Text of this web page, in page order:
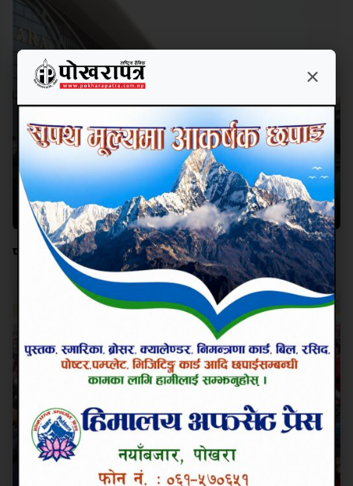
पोखरामा सुरु भयो अन्तर्राष्ट्रिय विमानस्थल
×